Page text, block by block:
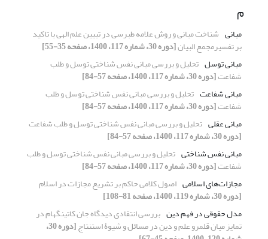
م
مبانی شناخت مبانی و روش علامه طبرسی در تبیین علم الهی با تاکید
بر تفسیرمجمع البیان[دوره 30، شماره 117، 1400، صفحه 35-55]
مبانی توسل تحلیل و بررسی مبانی نفس شناختی توسل و طلب
شفاعت[دوره 30، شماره 117، 1400، صفحه 57-84]
مبانی شفاعت تحلیل و بررسی مبانی نفس شناختی توسل و طلب
شفاعت[دوره 30، شماره 117، 1400، صفحه 57-84]
مبانی عقلی تحلیل و بررسی مبانی نفس شناختی توسل و طلب شفاعت
[دوره 30، شماره 117، 1400، صفحه 57-84]
مبانی نفس شناختی تحلیل و بررسی مبانی نفس شناختی توسل و طلب
شفاعت[دوره 30، شماره 117، 1400، صفحه 57-84]
مجازات‌های اسلامی اصول کلامی حاکم بر تشریع مجازات‌ در اسلام
[دوره 30، شماره 119، 1400، صفحه 81-108]
مدل حقوقی در فهم دین بررسی انتقادی دیدگاه جان کاتینگهام در
تمایز میان قلمرو علم و دین در مسائل و شیوۀ استنتاج [دوره 30،